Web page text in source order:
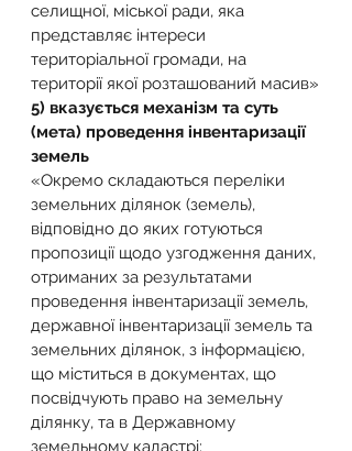
селищної, міської ради, яка
представляє інтереси
територіальної громади, на
території якої розташований масив»
5) вказується механізм та суть
(мета) проведення інвентаризації
земель
«Окремо складаються переліки
земельних ділянок (земель),
відповідно до яких готуються
пропозиції щодо узгодження даних,
отриманих за результатами
проведення інвентаризації земель,
державної інвентаризації земель та
земельних ділянок, з інформацією,
що міститься в документах, що
посвідчують право на земельну
ділянку, та в Державному
земельному кадастрі: